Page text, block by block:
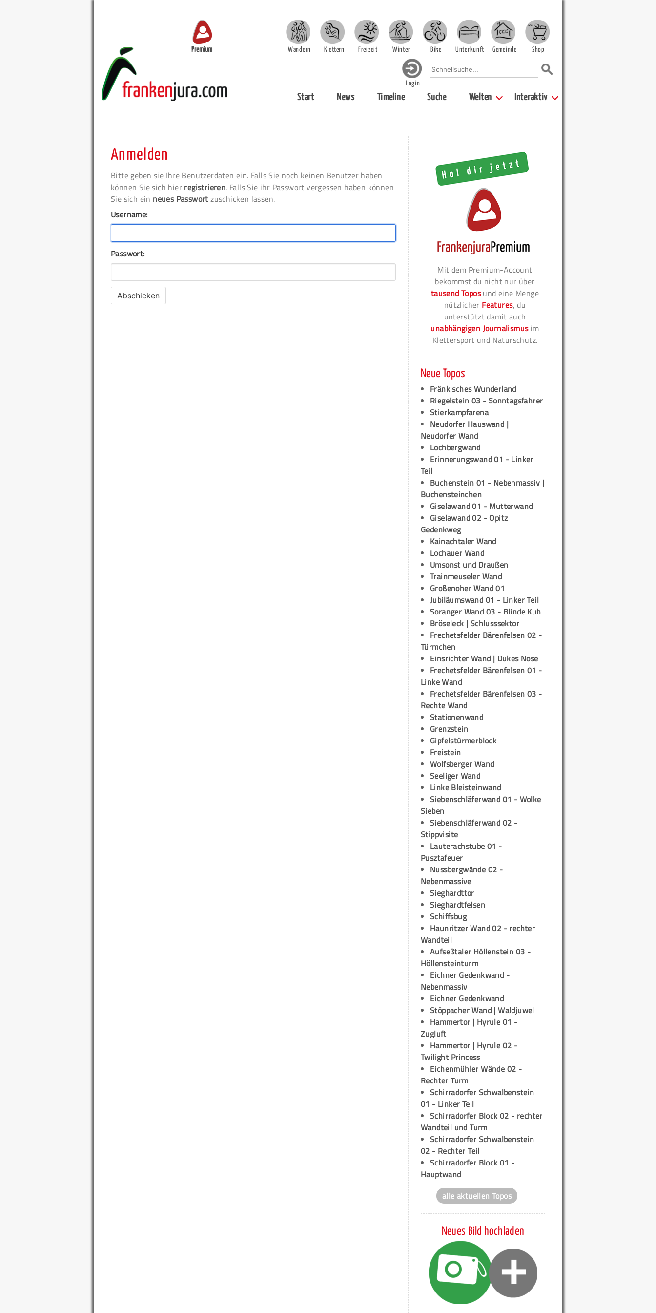
Premium Wandern Klettern Freizeit Winter Bike Unterkunft Gemeinde Shop
Login
Start News Timeline Suche Welten Interaktiv
Anmelden
Bitte geben sie Ihre Benutzerdaten ein. Falls Sie noch keinen Benutzer haben
können Sie sich hier registrieren. Falls Sie ihr Passwort vergessen haben können
Sie sich ein neues Passwort zuschicken lassen.
Username:
Passwort:
Mit dem Premium-Account
bekommst du nicht nur über
tausend Toposund eine Menge
nützlicher Features, du
unterstützt damit auch
unabhängigen Journalismusim
Klettersport und Naturschutz.
Neue Topos
Fränkisches Wunderland
Riegelstein 03 - Sonntagsfahrer
Stierkampfarena
Neudorfer Hauswand |
Neudorfer Wand
Lochbergwand
Erinnerungswand 01 - Linker
Teil
Buchenstein 01 - Nebenmassiv |
Buchensteinchen
Giselawand 01 - Mutterwand
Giselawand 02 - Opitz
Gedenkweg
Kainachtaler Wand
Lochauer Wand
Umsonst und Draußen
Trainmeuseler Wand
Großenoher Wand 01
Jubiläumswand 01 - Linker Teil
Soranger Wand 03 - Blinde Kuh
Bröseleck | Schlusssektor
Frechetsfelder Bärenfelsen 02 -
Türmchen
Einsrichter Wand | Dukes Nose
Frechetsfelder Bärenfelsen 01 -
Linke Wand
Frechetsfelder Bärenfelsen 03 -
Rechte Wand
Stationenwand
Grenzstein
Gipfelstürmerblock
Freistein
Wolfsberger Wand
Seeliger Wand
Linke Bleisteinwand
Siebenschläferwand 01 - Wolke
Sieben
Siebenschläferwand 02 -
Stippvisite
Lauterachstube 01 -
Pusztafeuer
Nussbergwände 02 -
Nebenmassive
Sieghardttor
Sieghardtfelsen
Schiffsbug
Haunritzer Wand 02 - rechter
Wandteil
Aufseßtaler Höllenstein 03 -
Höllensteinturm
Eichner Gedenkwand -
Nebenmassiv
Eichner Gedenkwand
Stöppacher Wand | Waldjuwel
Hammertor | Hyrule 01 -
Zugluft
Hammertor | Hyrule 02 -
Twilight Princess
Eichenmühler Wände 02 -
Rechter Turm
Schirradorfer Schwalbenstein
01 - Linker Teil
Schirradorfer Block 02 - rechter
Wandteil und Turm
Schirradorfer Schwalbenstein
02 - Rechter Teil
Schirradorfer Block 01 -
Hauptwand
alle aktuellen Topos
Neues Bild hochladen